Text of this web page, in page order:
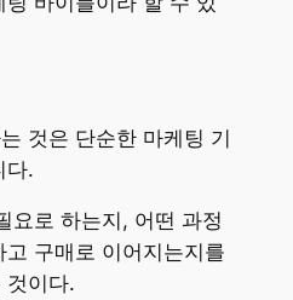
것은 단순한 마케팅 기
다.
요로 하는지, 어떤 과정
구매로 이어지는지를
것이다.